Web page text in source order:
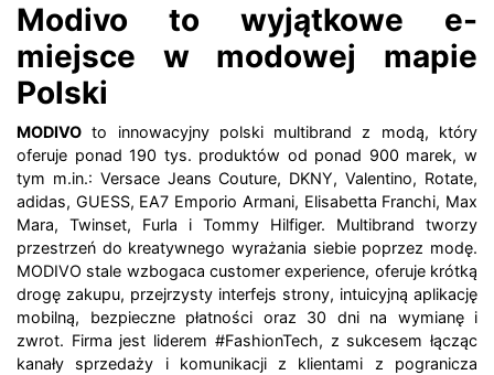
Modivo to wyjątkowe e-
miejsce w modowej mapie
Polski
MODIVO to innowacyjny polski multibrand z modą, który
oferuje ponad 190 tys. produktów od ponad 900 marek, w
tym m.in.: Versace Jeans Couture, DKNY, Valentino, Rotate,
adidas, GUESS, EA7 Emporio Armani, Elisabetta Franchi, Max
Mara, Twinset, Furla i Tommy Hilfiger. Multibrand tworzy
przestrzeń do kreatywnego wyrażania siebie poprzez modę.
MODIVO stale wzbogaca customer experience, oferuje krótką
drogę zakupu, przejrzysty interfejs strony, intuicyjną aplikację
mobilną, bezpieczne płatności oraz 30 dni na wymianę i
zwrot. Firma jest liderem #FashionTech, z sukcesem łącząc
kanały sprzedaży i komunikacji z klientami z pogranicza